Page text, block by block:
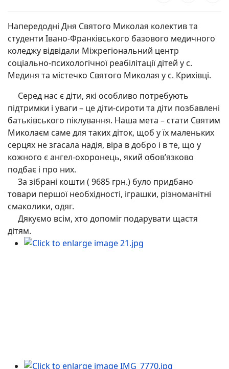
Напередодні Дня Святого Миколая колектив та
студенти Івано-Франківського базового медичного
коледжу відвідали Міжрегіональний центр
соціально-психологічної реабілітації дітей у с.
Мединя та містечко Святого Миколая у с. Крихівці.
Серед нас є діти, які особливо потребують
підтримки і уваги – це діти-сироти та діти позбавлені
батьківського піклування. Наша мета – стати Святим
Миколаєм саме для таких діток, щоб у їх маленьких
серцях не згасала надія, віра в добро і в те, що у
кожного є ангел-охоронець, який обов’язково
подбає і про них.
За зібрані кошти ( 9685 грн.) було придбано
товари першої необхідності, іграшки, різноманітні
смаколики, одяг.
Дякуємо всім, хто допоміг подарувати щастя
дітям.